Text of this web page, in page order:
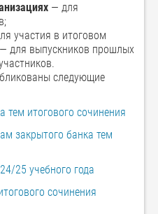
— для
участия в итоговом
для выпускников прошлых
следующие
тем итогового сочинения
закрытого банка тем
25 учебного года
сочинения